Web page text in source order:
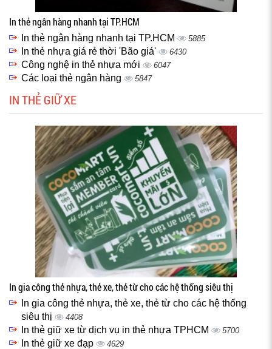
In thẻ ngân hàng nhanh tại TP.HCM
In thẻ ngân hàng nhanh tại TP.HCM 5885
In thẻ nhựa giá rẻ thời 'Bão giá' 6430
Công nghệ in thẻ nhựa mới 6047
Các loại thẻ ngân hàng 5847
IN THẺ GIỮ XE
In gia công thẻ nhựa, thẻ xe, thẻ từ cho các hệ thống siêu thị
In gia công thẻ nhựa, thẻ xe, thẻ từ cho các hệ thống
siêu thị
4408
In thẻ giữ xe từ dịch vụ in thẻ nhựa TPHCM 5700
In thẻ giữ xe đạp 4629